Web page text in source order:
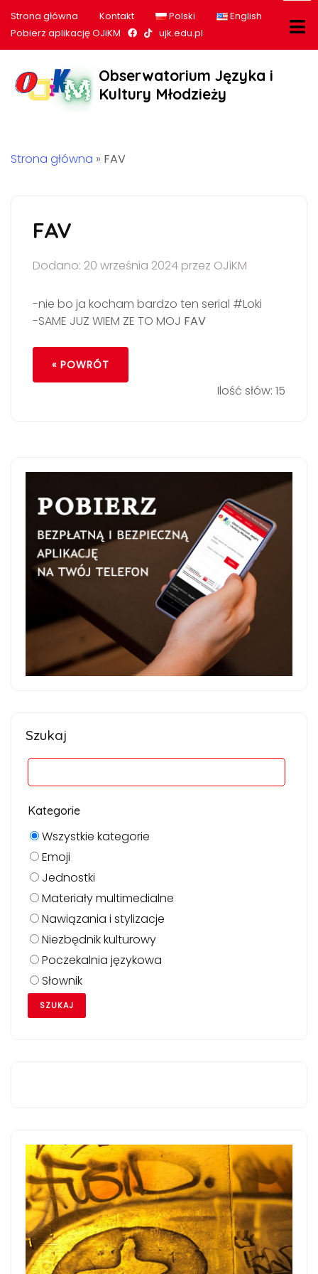
Strona główna Kontakt Polski
English
Pobierz aplikację OJiKM
Nasz profil na Facebook
Nasz profil na tiktok
ujk.edu.pl
Obserwatorium Języka i
Kultury Młodzieży
Strona główna » FAV
FAV
Dodano: 20 września 2024 przez OJiKM
-nie bo ja kocham bardzo ten serial #Loki
-SAME JUZ WIEM ZE TO MOJ FAV
« POWRÓT
Ilość słów: 15
Szukaj
Kategorie
Wszystkie kategorie
Emoji
Jednostki
Materiały multimedialne
Nawiązania i stylizacje
Niezbędnik kulturowy
Poczekalnia językowa
Słownik